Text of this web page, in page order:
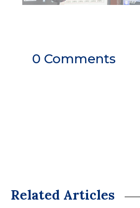
0 Comments
Related Articles